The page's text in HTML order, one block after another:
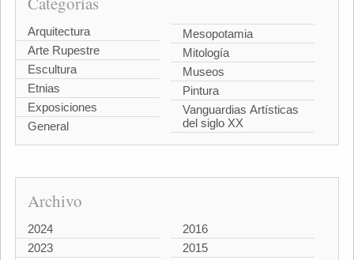
Arquitectura
Arte Rupestre
Escultura
Etnias
Exposiciones
General
Mesopotamia
Mitología
Museos
Pintura
Vanguardias Artísticas
del siglo XX
Archivo
2024
2023
2016
2015